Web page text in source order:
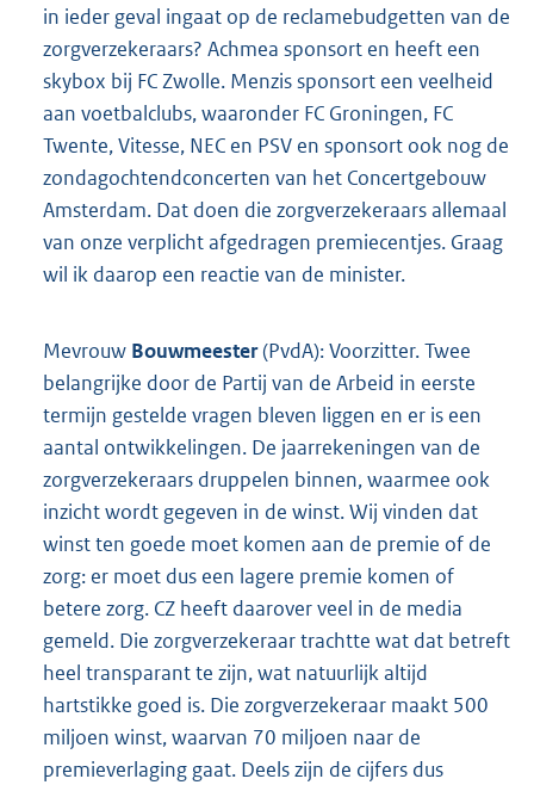
in ieder geval ingaat op de reclamebudgetten van de
zorgverzekeraars? Achmea sponsort en heeft een
skybox bij FC Zwolle. Menzis sponsort een veelheid
aan voetbalclubs, waaronder FC Groningen, FC
Twente, Vitesse, NEC en PSV en sponsort ook nog de
zondagochtendconcerten van het Concertgebouw
Amsterdam. Dat doen die zorgverzekeraars allemaal
van onze verplicht afgedragen premiecentjes. Graag
wil ik daarop een reactie van de minister.
Mevrouw Bouwmeester(PvdA): Voorzitter. Twee
belangrijke door de Partij van de Arbeid in eerste
termijn gestelde vragen bleven liggen en er is een
aantal ontwikkelingen. De jaarrekeningen van de
zorgverzekeraars druppelen binnen, waarmee ook
inzicht wordt gegeven in de winst. Wij vinden dat
winst ten goede moet komen aan de premie of de
zorg: er moet dus een lagere premie komen of
betere zorg. CZ heeft daarover veel in de media
gemeld. Die zorgverzekeraar trachtte wat dat betreft
heel transparant te zijn, wat natuurlijk altijd
hartstikke goed is. Die zorgverzekeraar maakt 500
miljoen winst, waarvan 70 miljoen naar de
premieverlaging gaat. Deels zijn de cijfers dus